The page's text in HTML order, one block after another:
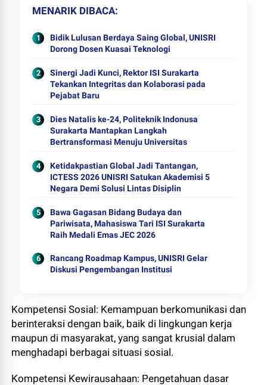
MENARIK DIBACA
Bidik Lulusan Berdaya Saing Global, UNISRI
Dorong Dosen Kuasai Teknologi
Sinergi Jadi Kunci, Rektor ISI Surakarta
Tekankan Integritas dan Kolaborasi pada
Pejabat Baru
Dies Natalis ke-24, Politeknik Indonusa
Surakarta Mantapkan Langkah
Bertransformasi Menuju Universitas
Ketidakpastian Global Jadi Tantangan,
ICTESS 2026 UNISRI Satukan Akademisi 5
Negara Demi Solusi Lintas Disiplin
Bawa Gagasan Bidang Budaya dan
Pariwisata, Mahasiswa Tari ISI Surakarta
Raih Medali Emas JEC 2026
Rancang Roadmap Kampus, UNISRI Gelar
Diskusi Pengembangan Institusi
Kompetensi Sosial: Kemampuan berkomunikasi dan
berinteraksi dengan baik, baik di lingkungan kerja
maupun di masyarakat, yang sangat krusial dalam
menghadapi berbagai situasi sosial.
Kompetensi Kewirausahaan: Pengetahuan dasar